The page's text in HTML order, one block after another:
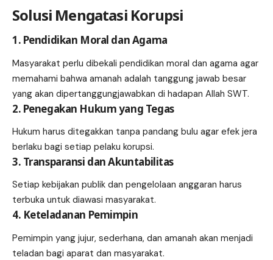
Solusi Mengatasi Korupsi
1. Pendidikan Moral dan Agama
Masyarakat perlu dibekali pendidikan moral dan agama agar
memahami bahwa amanah adalah tanggung jawab besar
yang akan dipertanggungjawabkan di hadapan Allah SWT.
2. Penegakan Hukum yang Tegas
Hukum harus ditegakkan tanpa pandang bulu agar efek jera
berlaku bagi setiap pelaku korupsi.
3. Transparansi dan Akuntabilitas
Setiap kebijakan publik dan pengelolaan anggaran harus
terbuka untuk diawasi masyarakat.
4. Keteladanan Pemimpin
Pemimpin yang jujur, sederhana, dan amanah akan menjadi
teladan bagi aparat dan masyarakat.